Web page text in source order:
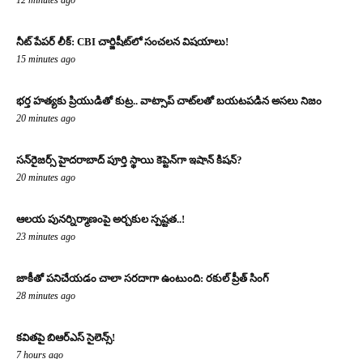
నీట్ పేపర్ లీక్: CBI చార్జిషీట్‌లో సంచలన విషయాలు!
15 minutes ago
భర్త హత్యకు ప్రియుడితో కుట్ర.. వాట్సాప్ చాట్‌లతో బయటపడిన అసలు నిజం
20 minutes ago
సన్‌రైజర్స్ హైదరాబాద్ పూర్తి స్థాయి కెప్టెన్‌గా ఇషాన్ కిషన్?
20 minutes ago
ఆలయ పునర్నిర్మాణంపై అర్చకుల స్పష్టత..!
23 minutes ago
జాకీతో పనిచేయడం చాలా సరదాగా ఉంటుంది: రకుల్ ప్రీత్ సింగ్
28 minutes ago
కవితపై బిఆర్ఎస్ సైలెన్స్!
7 hours ago